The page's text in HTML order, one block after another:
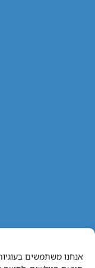
אנחנו משתמשים